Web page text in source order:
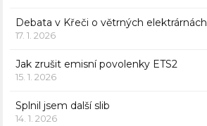
Debata v Křeči o větrných elektrárnách
17. 1. 2026
Jak zrušit emisní povolenky ETS2
15. 1. 2026
Splnil jsem další slib
14. 1. 2026